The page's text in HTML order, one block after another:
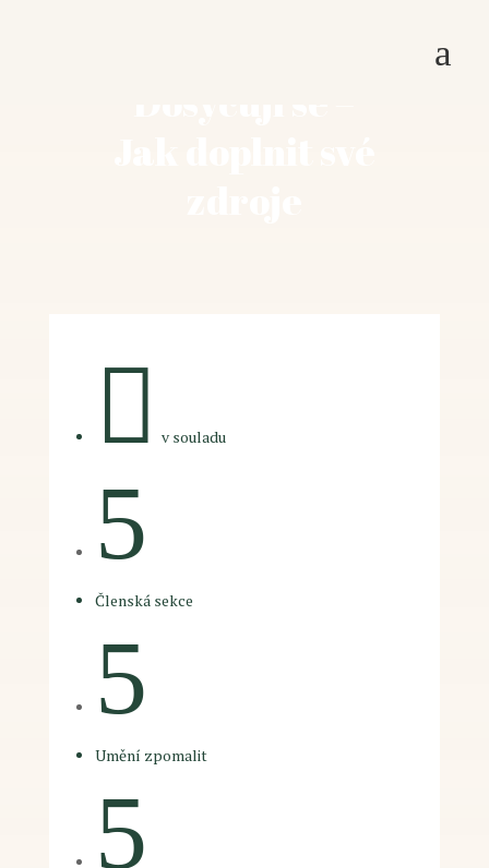
a
 v souladu
5
Členská sekce
5
Umění zpomalit
5